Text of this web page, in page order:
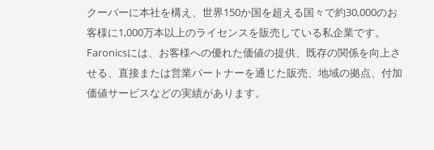
クーバーに本社を構え、世界150か国を超える国々で約30,000のお
客様に1,000万本以上のライセンスを販売している私企業です。
Faronicsには、お客様への優れた価値の提供、既存の関係を向上さ
せる、直接または営業パートナーを通じた販売、地域の拠点、付加
価値サービスなどの実績があります。